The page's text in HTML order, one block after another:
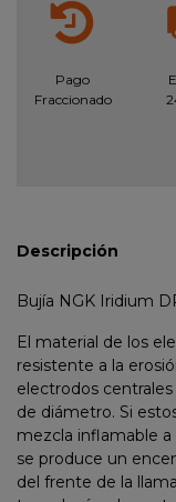
Pago
Fraccionado
Descripción
Bujía NGK Iridium
El material de los
resistente a la
electrodos
de diámetro. Si
mezcla inflamable
se produce un
del frente de la